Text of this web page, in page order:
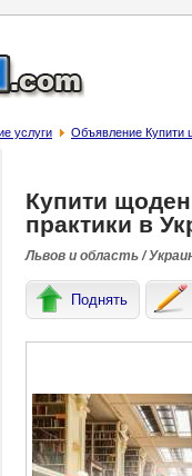
услуги Объявление Купити
Купити
практики в
Львов и область /
Поднять